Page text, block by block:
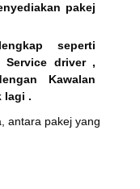
pakej
seperti
Service driver ,
Kawalan
lagi .
antara pakej yang